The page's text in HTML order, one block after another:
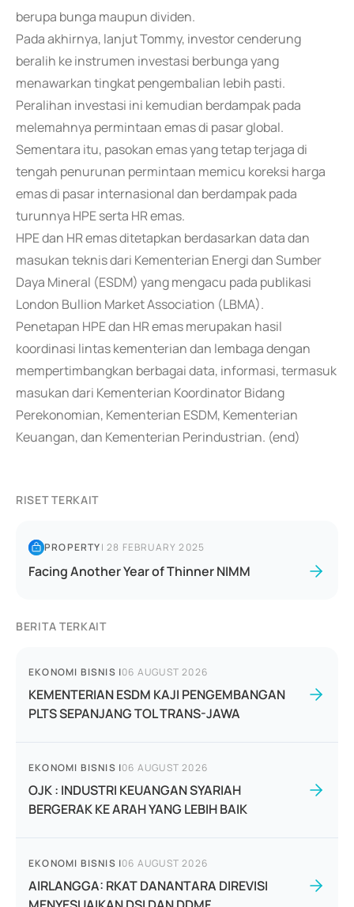
berupa bunga maupun dividen.
Pada akhirnya, lanjut Tommy, investor cenderung
beralih ke instrumen investasi berbunga yang
menawarkan tingkat pengembalian lebih pasti.
Peralihan investasi ini kemudian berdampak pada
melemahnya permintaan emas di pasar global.
Sementara itu, pasokan emas yang tetap terjaga di
tengah penurunan permintaan memicu koreksi harga
emas di pasar internasional dan berdampak pada
turunnya HPE serta HR emas.
HPE dan HR emas ditetapkan berdasarkan data dan
masukan teknis dari Kementerian Energi dan Sumber
Daya Mineral (ESDM) yang mengacu pada publikasi
London Bullion Market Association (LBMA).
Penetapan HPE dan HR emas merupakan hasil
koordinasi lintas kementerian dan lembaga dengan
mempertimbangkan berbagai data, informasi, termasuk
masukan dari Kementerian Koordinator Bidang
Perekonomian, Kementerian ESDM, Kementerian
Keuangan, dan Kementerian Perindustrian. (end)
RISET TERKAIT
PROPERTY|28 FEBRUARY 2025
Facing Another Year of Thinner NIMM
BERITA TERKAIT
EKONOMI BISNIS |06 AUGUST 2026
KEMENTERIAN ESDM KAJI PENGEMBANGAN
PLTS SEPANJANG TOL TRANS-JAWA
EKONOMI BISNIS |06 AUGUST 2026
OJK : INDUSTRI KEUANGAN SYARIAH
BERGERAK KE ARAH YANG LEBIH BAIK
EKONOMI BISNIS |06 AUGUST 2026
AIRLANGGA: RKAT DANANTARA DIREVISI